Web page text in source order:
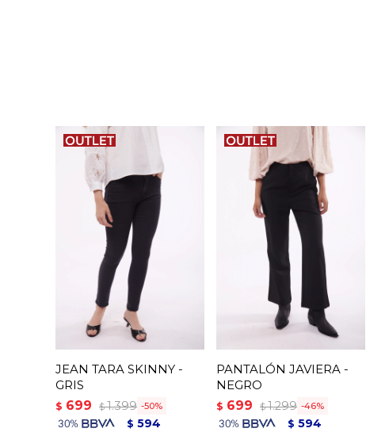
JEAN TARA SKINNY -
GRIS
$ 699 $ 1.399 50
$ 594
PANTALÓN JAVIERA -
NEGRO
$ 699 $ 1.299 46
$ 594